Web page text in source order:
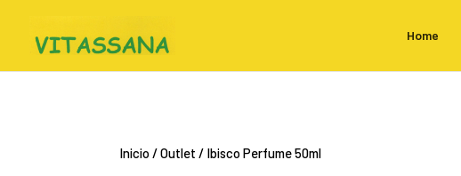
Home
Inicio/Outlet / Ibisco Perfume 50ml